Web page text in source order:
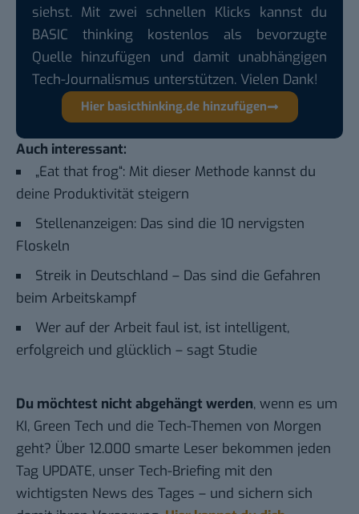
siehst. Mit zwei schnellen Klicks kannst du
BASIC thinking kostenlos als bevorzugte
Quelle hinzufügen und damit unabhängigen
Tech-Journalismus unterstützen. Vielen Dank!
Hier basicthinking.de hinzufügen
Auch interessant:
„Eat that frog“: Mit dieser Methode kannst du
deine Produktivität steigern
Stellenanzeigen: Das sind die 10 nervigsten
Floskeln
Streik in Deutschland – Das sind die Gefahren
beim Arbeitskampf
Wer auf der Arbeit faul ist, ist intelligent,
erfolgreich und glücklich – sagt Studie
Du möchtest nicht abgehängt werden, wenn es um
KI, Green Tech und die Tech-Themen von Morgen
geht? Über 12.000 smarte Leser bekommen jeden
Tag UPDATE, unser Tech-Briefing mit den
wichtigsten News des Tages – und sichern sich